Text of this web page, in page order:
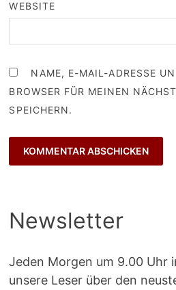
WEBSITE
NAME, E-MAIL-ADRESSE
BROWSER FÜR MEINEN
SPEICHERN.
Newsletter
Jeden Morgen um 9.00 Uhr
unsere Leser über den